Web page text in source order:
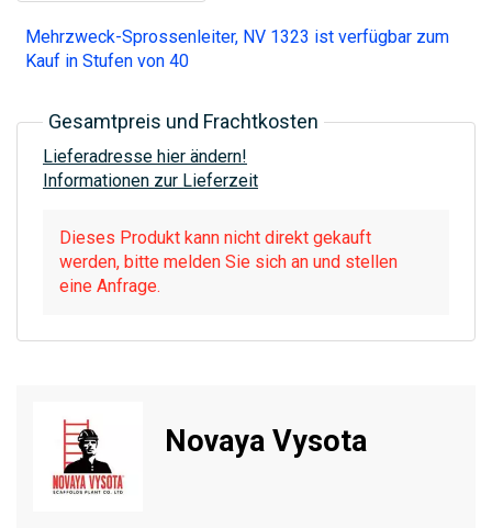
Mehrzweck-Sprossenleiter, NV 1323 ist verfügbar zum
Kauf in Stufen von 40
Gesamtpreis und Frachtkosten
Lieferadresse hier ändern!
Informationen zur Lieferzeit
Dieses Produkt kann nicht direkt gekauft
werden, bitte melden Sie sich an und stellen
eine Anfrage.
Novaya Vysota